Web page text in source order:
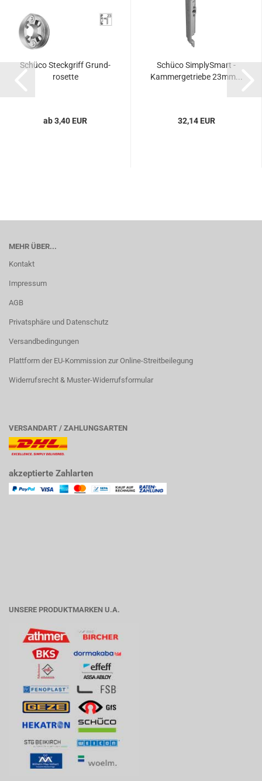
Schü­co Steck­griff Grund­
ro­set­te
ab 3,40 EUR
Schü­co Sim­plyS­mart -
Kam­mer­ge­trie­be 23mm...
32,14 EUR
MEHR ÜBER...
Kontakt
Impressum
AGB
Privatsphäre und Datenschutz
Versandbedingungen
Plattform der EU-Kommission zur Online-Streitbeilegung
Widerrufsrecht & Muster-Widerrufsformular
VERSANDART / ZAHLUNGSARTEN
akzeptierte Zahlarten
UNSERE PRODUKTMARKEN U.A.